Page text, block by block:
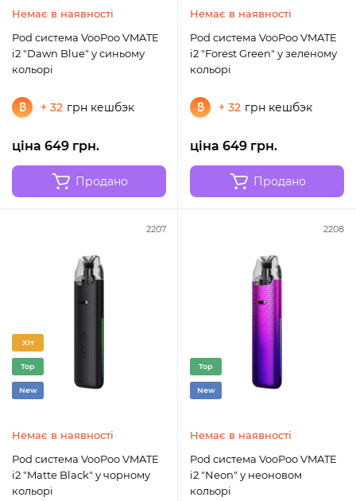
Немає в наявності
Pod система VooPoo VMATE
i2 "Dawn Blue" у синьому
кольорі
+ 32 грн кешбэк
ціна 649 грн.
Продано
Немає в наявності
Pod система VooPoo VMATE
i2 "Forest Green" у зеленому
кольорі
+ 32 грн кешбэк
ціна 649 грн.
Продано
2207
Хіт
Top
New
Немає в наявності
Pod система VooPoo VMATE
i2 "Matte Black" у чорному
кольорі
2208
Top
New
Немає в наявності
Pod система VooPoo VMATE
i2 "Neon" у неоновом
кольорі